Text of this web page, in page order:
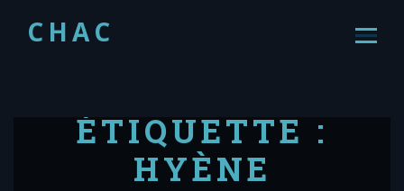
CHAC
ÉTIQUETTE :
HYÈNE